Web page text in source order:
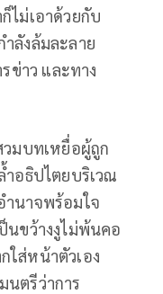
ไม่เอาด้วยกับ
ลังล้มละลาย
ข่าว และทาง
วมบทเหยื่อผู้ถูก
ำอธิปไตยบริเวณ
ำนาจพร้อมใจ
นขว้างงูไม่พ้นคอ
ใส่หน้าตัวเอง
นตรีว่าการ